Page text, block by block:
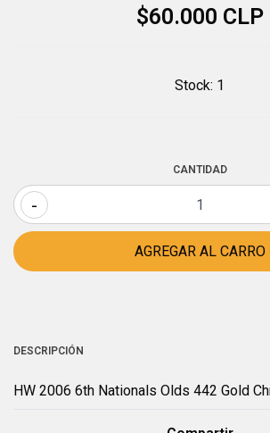
$60.000 CLP
Stock: 1
CANTIDAD
-
DESCRIPCIÓN
HW 2006 6th Nationals Olds 442 Gold